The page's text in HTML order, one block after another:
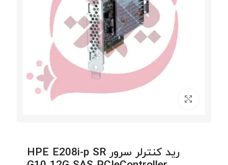
رید کنترلر سرور HPE E208i-p SR